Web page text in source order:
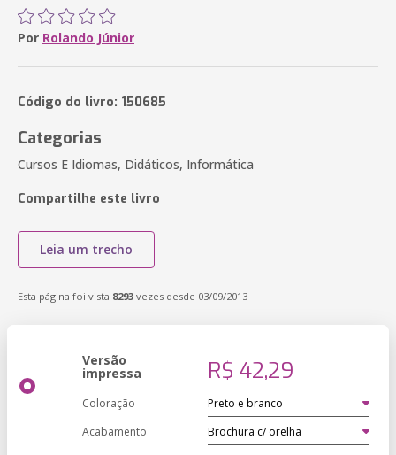
Por Rolando Júnior
Código do livro: 150685
Categorias
Cursos E Idiomas, Didáticos, Informática
Compartilhe este livro
Leia um trecho
Esta página foi vista 8293 vezes desde 03/09/2013
Versão
impressa R$ 42,29
Coloração
Acabamento